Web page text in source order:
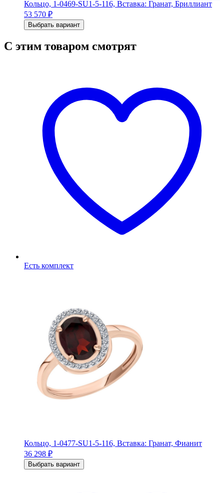
Кольцо, 1-0469-SU1-5-116, Вставка: Гранат, Бриллиант
53 570 ₽
Выбрать вариант
С этим товаром смотрят
Есть комплект
Кольцо, 1-0477-SU1-5-116, Вставка: Гранат, Фианит
36 298 ₽
Выбрать вариант